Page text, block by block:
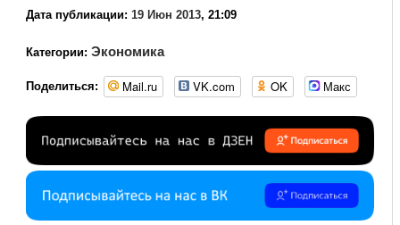
Дата публикации: 19 Июн 2013, 21:09
Категории: Экономика
Поделиться: Mail.ru VK.com OK Макс